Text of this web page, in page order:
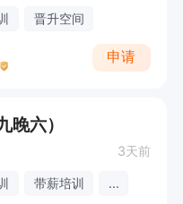
晋升空间
申请
六）
3天前
带薪培训 ...